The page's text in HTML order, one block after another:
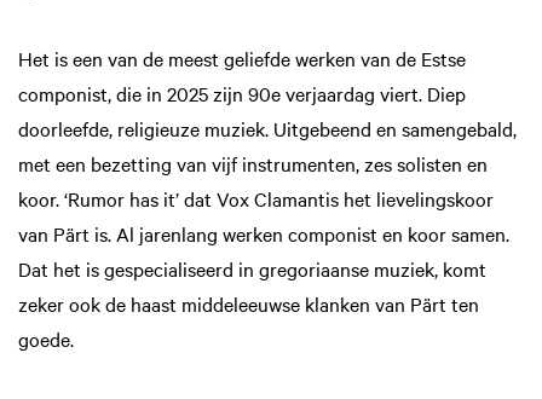
Het is een van de meest geliefde werken van de Estse
componist, die in 2025 zijn 90e verjaardag viert. Diep
doorleefde, religieuze muziek. Uitgebeend en samengebald,
met een bezetting van vijf instrumenten, zes solisten en
koor. ‘Rumor has it’ dat Vox Clamantis het lievelingskoor
van Pärt is. Al jarenlang werken componist en koor samen.
Dat het is gespecialiseerd in gregoriaanse muziek, komt
zeker ook de haast middeleeuwse klanken van Pärt ten
goede.